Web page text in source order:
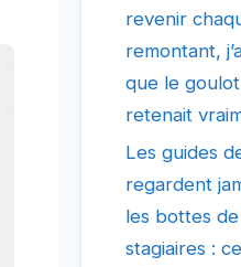
revenir
remontant,
que le
retenait
Les guides
regardent
les bottes
stagiaires :